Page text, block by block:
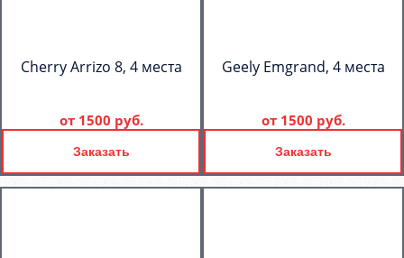
Cherry Arrizo 8, 4 места
от 1500 руб.
Заказать
Geely Emgrand, 4 места
от 1500 руб.
Заказать